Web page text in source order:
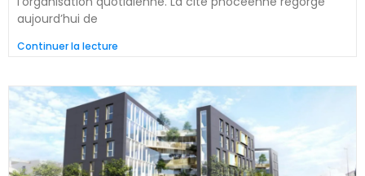
aujourd’hui de
Continuer la lecture